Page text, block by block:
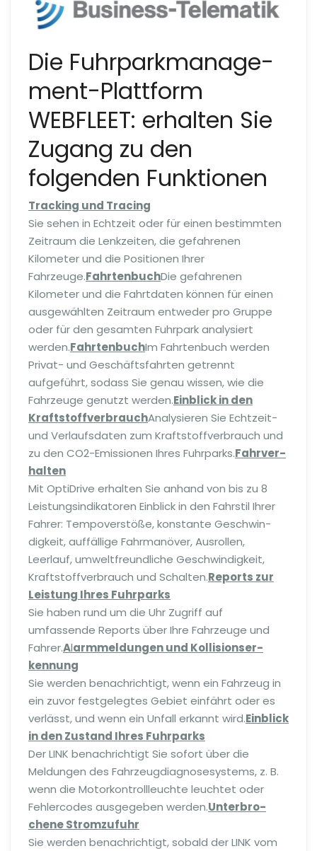
Die Fuhrpark­ma­nage­
men­t-Plattform
WEBFLEET: erhalten Sie
Zugang zu den
folgenden Funktionen
Tracking und Tracing
Sie sehen in Echtzeit oder für einen bestimmten
Zeitraum die Lenkzeiten, die gefahrenen
Kilometer und die Positionen Ihrer
Fahrzeuge.FahrtenbuchDie gefahrenen
Kilometer und die Fahrtdaten können für einen
ausge­wählten Zeitraum entweder pro Gruppe
oder für den gesamten Fuhrpark analysiert
werden.FahrtenbuchIm Fahrtenbuch werden
Privat- und Geschäfts­fahrten getrennt
aufgeführt, sodass Sie genau wissen, wie die
Fahrzeuge genutzt werden.Einblick in den
Kraft­stoff­ver­brauchAnalysieren Sie Echtzeit-
und Verlaufs­daten zum Kraft­stoff­ver­brauch und
zu den CO2-Emissionen Ihres Fuhrparks.Fahrver­
halten
Mit OptiDrive erhalten Sie anhand von bis zu 8
Leistungs­in­di­ka­toren Einblick in den Fahrstil Ihrer
Fahrer: Tempo­ver­stöße, konstante Geschwin­
digkeit, auffällige Fahrmanöver, Ausrollen,
Leerlauf, umwelt­freund­liche Geschwin­digkeit,
Kraft­stoff­ver­brauch und Schalten.Reports zur
Leistung Ihres Fuhrparks
Sie haben rund um die Uhr Zugriff auf
umfassende Reports über Ihre Fahrzeuge und
Fahrer.Alarm­mel­dungen und Kolli­si­ons­er­
kennung
Sie werden benach­richtigt, wenn ein Fahrzeug in
ein zuvor festge­legtes Gebiet einfährt oder es
verlässt, und wenn ein Unfall erkannt wird.Einblick
in den Zustand Ihres Fuhrparks
Der LINK benach­richtigt Sie sofort über die
Meldungen des Fahrzeug­dia­gno­se­systems, z. B.
wenn die Motor­kon­troll­leuchte leuchtet oder
Fehlercodes ausgegeben werden.Unter­bro­
chene Stromzufuhr
Sie werden benach­richtigt, sobald der LINK vom